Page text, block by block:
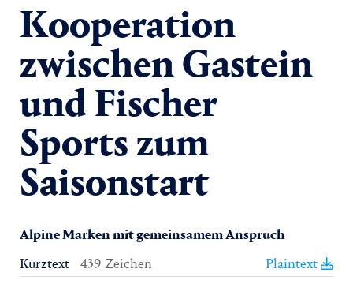
Kooperation
zwischen Gastein
und Fischer
Sports zum
Saisonstart
Alpine Marken mit gemeinsamem Anspruch
Kurztext
439 Zeichen
Plaintext